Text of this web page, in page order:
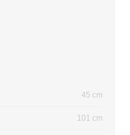
45 cm
101 cm